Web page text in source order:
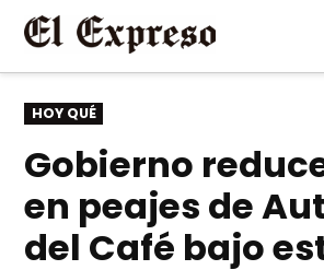
Saltar
contenido
PUBLICADO
EN
HOY QUÉ
Gobierno
en peajes de
del Café bajo